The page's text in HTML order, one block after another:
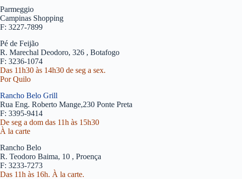
Parmeggio
Campinas Shopping
F: 3227-7899
Pé de Feijão
R. Marechal Deodoro, 326 , Botafogo
F: 3236-1074
Das 11h30 às 14h30 de seg a sex.
Por Quilo
Rancho Belo Grill
Rua Eng. Roberto Mange,230 Ponte Preta
F: 3395-9414
De seg a dom das 11h às 15h30
À la carte
Rancho Belo
R. Teodoro Baima, 10 , Proença
F: 3233-7273
Das 11h às 16h. À la carte.